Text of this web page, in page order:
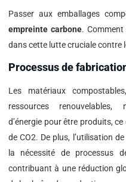
Passer aux emballages
empreinte carbone.
dans cette lutte cruciale contre
Processus de
Les matériaux
ressources renouvelables,
d’énergie pour être produits,
de CO2. De plus, l’utilisation
la nécessité de processus
contribuant à une réduction